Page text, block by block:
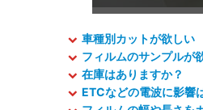
車種別カットが欲しい
フィルムのサンプルが
在庫はありますか？
ETCなどの電波に影響